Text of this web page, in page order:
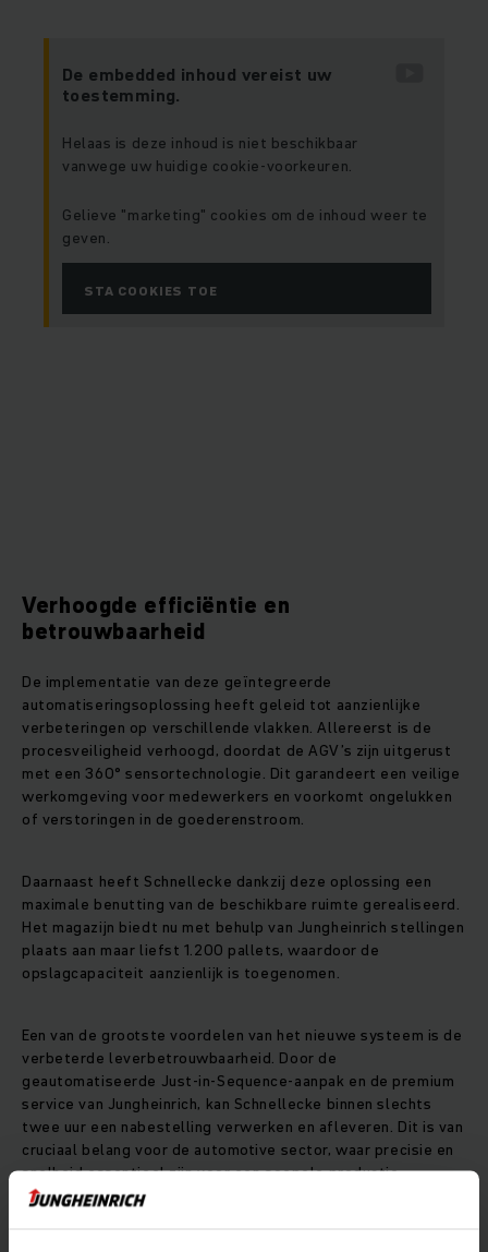
De embedded inhoud vereist uw
toestemming.
Helaas is deze inhoud is niet beschikbaar
vanwege uw huidige cookie-voorkeuren.
Gelieve "marketing" cookies om de inhoud weer te
geven.
STA COOKIES TOE
Verhoogde efficiëntie en
betrouwbaarheid
De implementatie van deze geïntegreerde
automatiseringsoplossing heeft geleid tot aanzienlijke
verbeteringen op verschillende vlakken. Allereerst is de
procesveiligheid verhoogd, doordat de AGV’s zijn uitgerust
met een 360° sensortechnologie. Dit garandeert een veilige
werkomgeving voor medewerkers en voorkomt ongelukken
of verstoringen in de goederenstroom.
Daarnaast heeft Schnellecke dankzij deze oplossing een
maximale benutting van de beschikbare ruimte gerealiseerd.
Het magazijn biedt nu met behulp van Jungheinrich stellingen
plaats aan maar liefst 1.200 pallets, waardoor de
opslagcapaciteit aanzienlijk is toegenomen.
Een van de grootste voordelen van het nieuwe systeem is de
verbeterde leverbetrouwbaarheid. Door de
geautomatiseerde Just-in-Sequence-aanpak en de premium
service van Jungheinrich, kan Schnellecke binnen slechts
twee uur een nabestelling verwerken en afleveren. Dit is van
cruciaal belang voor de automotive sector, waar precisie en
snelheid essentieel zijn voor een soepele productie.